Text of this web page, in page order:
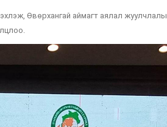
Өвөрхангай аймагт аялал